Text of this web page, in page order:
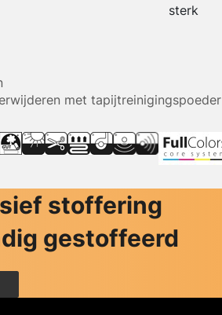
sterk
met tapijtreinigingspoeder
stoffering
gestoffeerd